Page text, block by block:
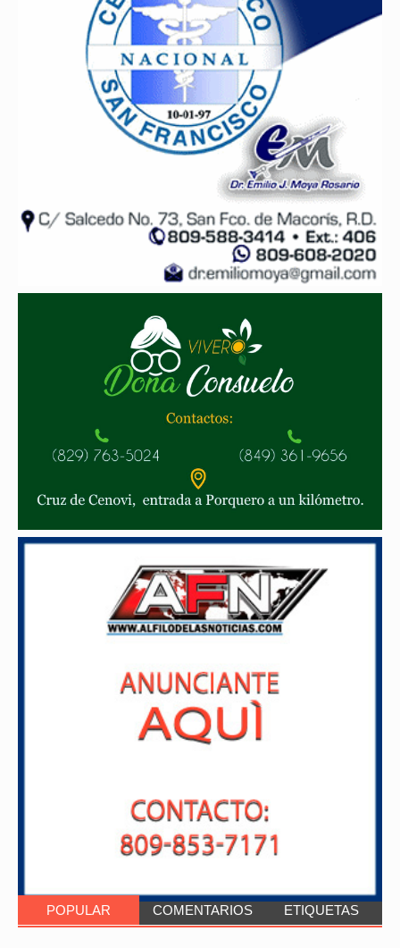
POPULAR COMENTARIOS ETIQUETAS